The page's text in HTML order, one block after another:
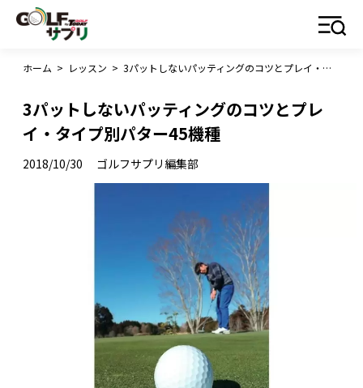
ホーム > レッスン > 3パットしないパッティングのコツとプレイ・タイプ別パター45機種
3パットしないパッティングのコツとプレ
イ・タイプ別パター45機種
2018/10/30 ゴルフサプリ編集部